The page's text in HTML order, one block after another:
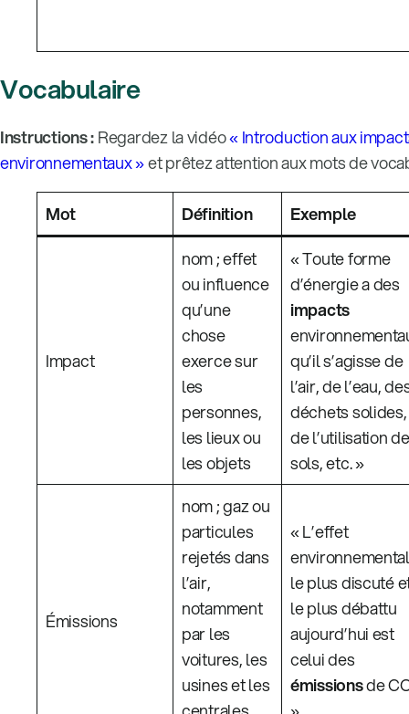
Vocabulaire
Instructions :Regardez la vidéo« Introduction aux
environnementaux »et prêtez attention aux mots de
Mot Définition Exemple
Impact
nom ; effet
ou influence
qu’une
chose
exerce sur
les
personnes,
les lieux ou
les objets
« Toute forme
d’énergie a des
impacts
qu’il s’agisse de
l’air, de l’eau,
déchets solides,
de l’utilisation
sols, etc. »
Émissions
nom ; gaz ou
particules
rejetés dans
l’air,
notamment
par les
voitures, les
usines et les
« L’effet
environnemental
le plus discuté
le plus débattu
aujourd’hui est
celui des
émissionsde